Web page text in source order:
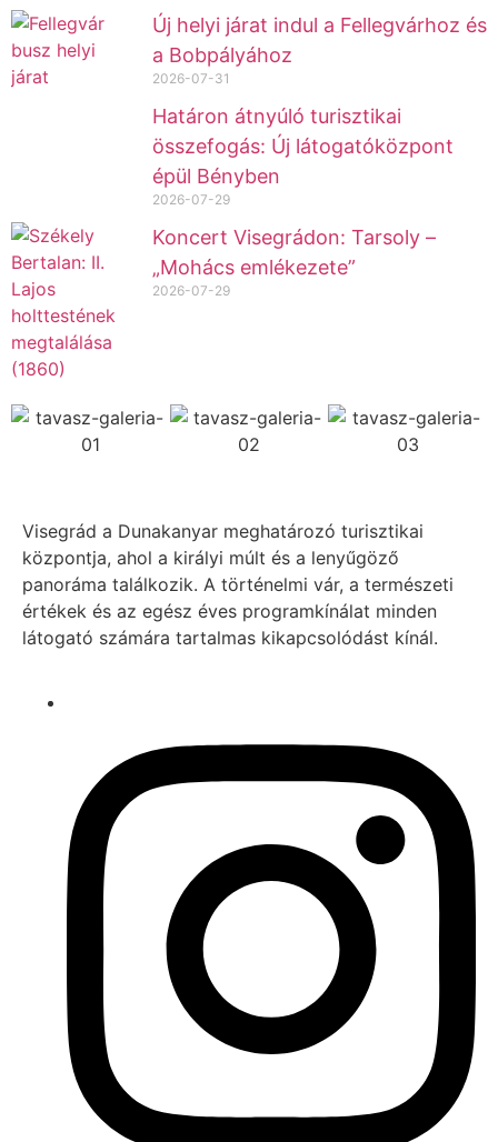
Új helyi járat indul a Fellegvárhoz és
a Bobpályához
2026-07-31
Határon átnyúló turisztikai
összefogás: Új látogatóközpont
épül Bényben
2026-07-29
Koncert Visegrádon: Tarsoly –
„Mohács emlékezete”
2026-07-29
Visegrád a Dunakanyar meghatározó turisztikai
központja, ahol a királyi múlt és a lenyűgöző
panoráma találkozik. A történelmi vár, a természeti
értékek és az egész éves programkínálat minden
látogató számára tartalmas kikapcsolódást kínál.